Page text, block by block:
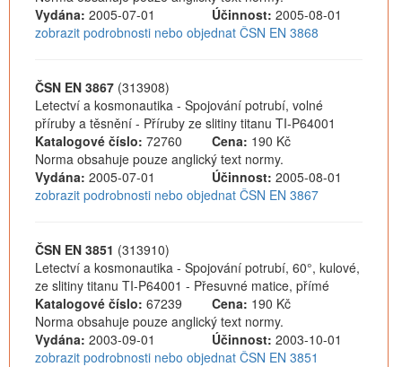
Vydána: 2005-07-01 Účinnost: 2005-08-01
zobrazit podrobnosti nebo objednat ČSN EN 3868
ČSN EN 3867 (313908)
Letectví a kosmonautika - Spojování potrubí, volné
příruby a těsnění - Příruby ze slitiny titanu TI-P64001
Katalogové číslo: 72760 Cena: 190 Kč
Norma obsahuje pouze anglický text normy.
Vydána: 2005-07-01 Účinnost: 2005-08-01
zobrazit podrobnosti nebo objednat ČSN EN 3867
ČSN EN 3851 (313910)
Letectví a kosmonautika - Spojování potrubí, 60°, kulové,
ze slitiny titanu TI-P64001 - Přesuvné matice, přímé
Katalogové číslo: 67239 Cena: 190 Kč
Norma obsahuje pouze anglický text normy.
Vydána: 2003-09-01 Účinnost: 2003-10-01
zobrazit podrobnosti nebo objednat ČSN EN 3851